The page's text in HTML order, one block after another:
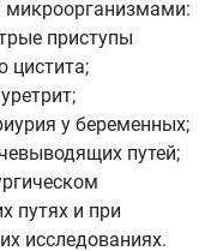
приступы
цистита;
у беременных;
путей;
путях и при
исследованиях.